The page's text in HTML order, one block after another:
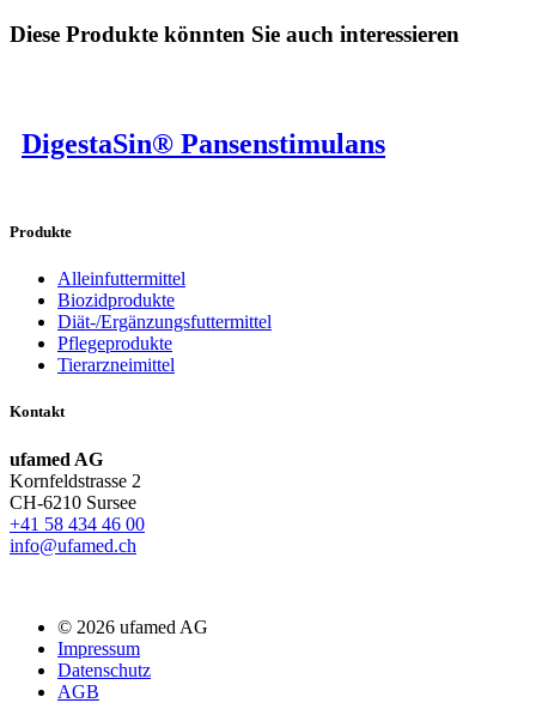
Diese Produkte könnten Sie auch interessieren
DigestaSin® Pansenstimulans
Produkte
Alleinfuttermittel
Biozidprodukte
Diät-/Ergänzungsfuttermittel
Pflegeprodukte
Tierarzneimittel
Kontakt
ufamed AG
Kornfeldstrasse 2
CH-6210 Sursee
+41 58 434 46 00
info@ufamed.ch
© 2026 ufamed AG
Impressum
Datenschutz
AGB